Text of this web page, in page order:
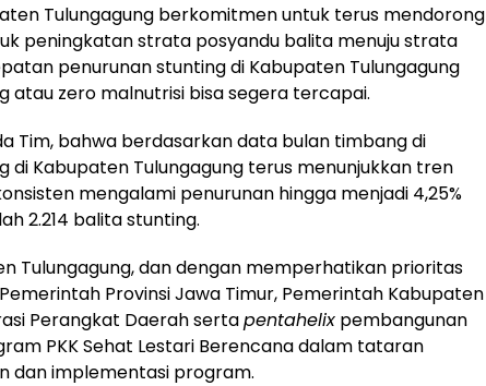
Tulungagung berkomitmen untuk terus mendorong
peningkatan strata posyandu balita menuju strata
penurunan stunting di Kabupaten Tulungagung
atau zero malnutrisi bisa segera tercapai.
Tim, bahwa berdasarkan data bulan timbang di
di Kabupaten Tulungagung terus menunjukkan tren
mengalami penurunan hingga menjadi 4,25%
2.214 balita stunting.
Tulungagung, dan dengan memperhatikan prioritas
Provinsi Jawa Timur, Pemerintah Kabupaten
Perangkat Daerah sertapentahelix pembangunan
PKK Sehat Lestari Berencana dalam tataran
dan implementasi program.